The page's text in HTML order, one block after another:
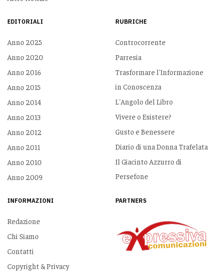
EDITORIALI
Anno 2025
Anno 2020
Anno 2016
Anno 2015
Anno 2014
Anno 2013
Anno 2012
Anno 2011
Anno 2010
Anno 2009
RUBRICHE
Controcorrente
Parresia
Trasformare l'Informazione
in Conoscenza
L'Angolo del Libro
Vivere o Esistere?
Gusto e Benessere
Diario di una Donna Trafelata
Il Giacinto Azzurro di
Persefone
INFORMAZIONI
Redazione
Chi Siamo
Contatti
Copyright & Privacy
PARTNERS